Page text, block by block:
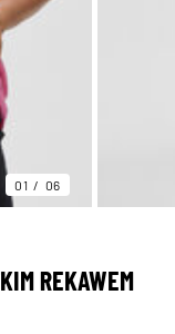
01 06
REKAWEM